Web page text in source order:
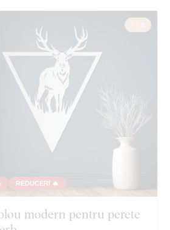
Bufnițe
Film
REDUCERI 🔥
modern pentru perete